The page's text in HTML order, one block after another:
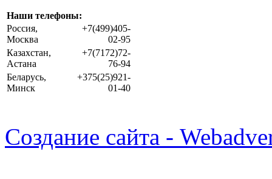
Наши телефоны:
Россия,
Москва
+7(499)405-
02-95
Казахстан,
Астана
+7(7172)72-
76-94
Беларусь,
Минск
+375(25)921-
01-40
Создание сайта -